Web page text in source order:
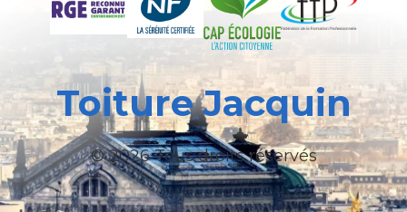
Toiture Jacquin
© 2026 Tous droits réservés